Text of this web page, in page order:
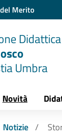
Merito
Didattica
Umbra
Novità
Notizie